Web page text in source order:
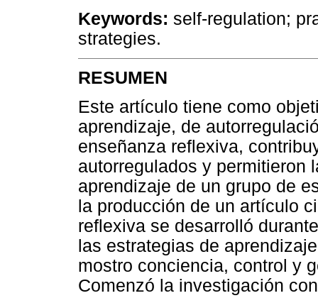
Keywords: self-regulation;
strategies.
RESUMEN
Este artículo tiene como
aprendizaje, de
enseñanza reflexiva,
autorregulados y permitieron
aprendizaje de un grupo de
la producción de un artículo
reflexiva se desarrolló
las estrategias de
mostro conciencia, control y
Comenzó la investigación